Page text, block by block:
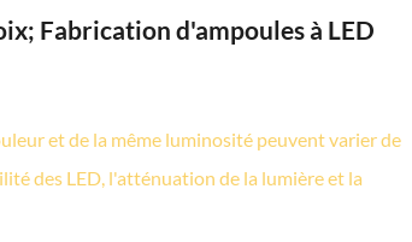
Fabrication d'ampoules à LED
et de la même luminosité peuvent varier de
des LED, l'atténuation de la lumière et la